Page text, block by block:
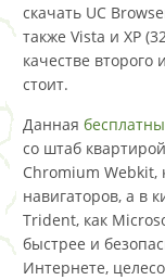
скачать UC
также Vista и XP
качестве второго
стоит.
Данная
со штаб
Chromium Webkit,
навигаторов, а в
Trident, как
быстрее и
Интернете,